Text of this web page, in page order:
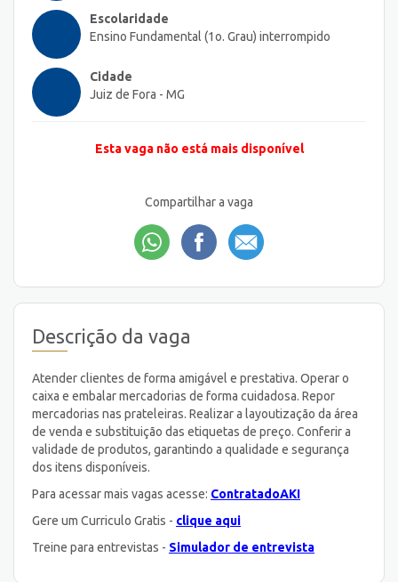
Escolaridade
Ensino Fundamental (1o. Grau) interrompido
Cidade
Juiz de Fora - MG
Esta vaga não está mais disponível
Compartilhar a vaga
Descrição da vaga
Atender clientes de forma amigável e prestativa. Operar o
caixa e embalar mercadorias de forma cuidadosa. Repor
mercadorias nas prateleiras. Realizar a layoutização da área
de venda e substituição das etiquetas de preço. Conferir a
validade de produtos, garantindo a qualidade e segurança
dos itens disponíveis.
Para acessar mais vagas acesse: ContratadoAKI
Gere um Curriculo Gratis - clique aqui
Treine para entrevistas - Simulador de entrevista